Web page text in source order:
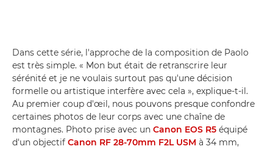
Dans cette série, l'approche de la composition de Paolo
est très simple. « Mon but était de retranscrire leur
sérénité et je ne voulais surtout pas qu'une décision
formelle ou artistique interfère avec cela », explique-t-il.
Au premier coup d'œil, nous pouvons presque confondre
certaines photos de leur corps avec une chaîne de
montagnes. Photo prise avec un Canon EOS R5 équipé
d'un objectif Canon RF 28-70mm F2L USM à 34 mm,